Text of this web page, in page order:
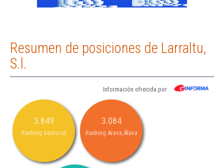
Resumen de posiciones de Larraltu,
S.l.
Información ofrecida por
3.849
Ranking Sectorial
3.084
Ranking Arava,Álava